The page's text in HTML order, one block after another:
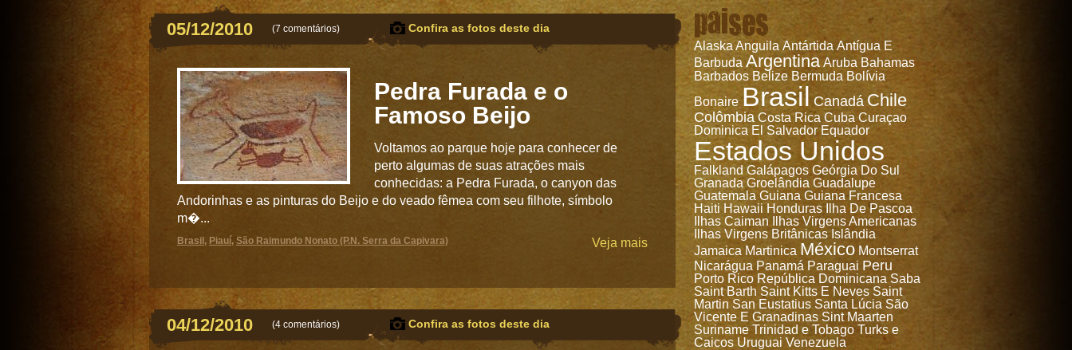
paises
Alaska Anguila Antártida Antígua E
Barbuda Argentina Aruba Bahamas
Barbados Belize Bermuda Bolívia
Bonaire Brasil Canadá Chile
Colômbia Costa Rica Cuba Curaçao
Dominica El Salvador Equador
Estados Unidos
Falkland Galápagos Geórgia Do Sul
Granada Groelândia Guadalupe
Guatemala Guiana Guiana Francesa
Haiti Hawaii Honduras
Ilha De Pascoa
Ilhas Caiman
Ilhas Virgens Americanas
Ilhas Virgens Britânicas Islândia
Jamaica Martinica México Montserrat
Nicarágua Panamá Paraguai Peru
Porto Rico República Dominicana Saba
Saint Barth Saint Kitts E Neves Saint
Martin San Eustatius Santa Lúcia São
Vicente E Granadinas Sint Maarten
Suriname Trinidad e Tobago Turks e
Caicos Uruguai Venezuela
05/12/2010 (7 comentários) Confira as fotos deste dia
Pedra Furada e o
Famoso Beijo
Voltamos ao parque hoje para conhecer de
perto algumas de suas atrações mais
conhecidas: a Pedra Furada, o canyon das
Andorinhas e as pinturas do Beijo e do veado fêmea com seu filhote, símbolo
m�...
Veja mais
Brasil , Piauí, São Raimundo Nonato (P.N. Serra da Capivara)
04/12/2010 (4 comentários) Confira as fotos deste dia